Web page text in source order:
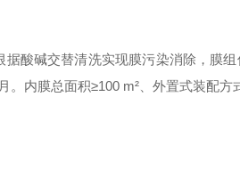
酸碱交替清洗实现膜污染消除，膜
。内膜总面积≥100 m²、外置式装配